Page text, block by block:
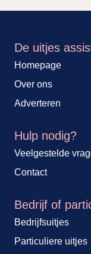
De uitjes
Homepage
Over ons
Adverteren
Bedrijf of
Bedrijfsuitjes
Particuliere uitjes
Hulp nodig?
Veelgestelde
Contact